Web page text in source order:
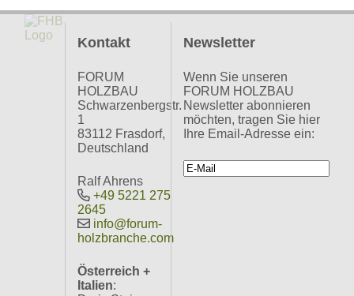
Kontakt
FORUM
HOLZBAU
Schwarzenbergstr.
1
83112 Frasdorf,
Deutschland
Ralf Ahrens
+49 5221 275
2645
info@forum-
holzbranche.com
Österreich +
Italien:
Newsletter
Wenn Sie unseren
FORUM HOLZBAU
Newsletter abonnieren
möchten, tragen Sie hier
Ihre Email-Adresse ein: